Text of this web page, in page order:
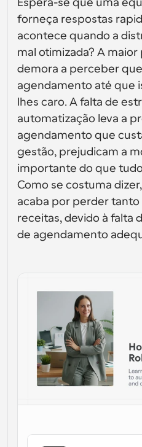
Soluções de
Por caso de
uso
Recrutamento
Vendas
RH
Educação
Agendamento
Componentes de
Use os nossos átomos
agendamento à sua
Criar Cliente OAuth
Integre o Cal.com
interfaces de utilizador
Loja de Aplicações
Integre com as suas
Eventos Coletivos
Agendar eventos com
Documentação de Ajuda
Precisa de aprender
Consulte a
Incorporar
Incorporar Cal.com no
Fora do Escritório
Agende tempo livre
Fluxos de trabalho
Automatizar
Blogue
Mantenha-se atualizado
atualizações
Reuniões Instantâneas
Agende reuniões de
Espera-se que uma
forneça respostas
acontece quando a
mal otimizada? A
demora a perceber
agendamento até que
lhes caro. A falta de
automatização leva a
agendamento que
gestão, prejudicam a
importante do que
Como se costuma dizer,
acaba por perder
receitas, devido à falta
de agendamento